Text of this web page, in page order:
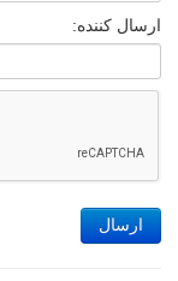
ارسال کننده:
ارسال